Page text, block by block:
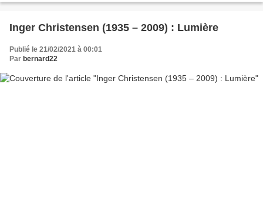
Inger Christensen (1935 – 2009) : Lumière
Publié le 21/02/2021 à 00:01
Par bernard22